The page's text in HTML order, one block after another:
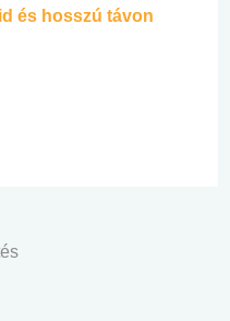
és hosszú távon